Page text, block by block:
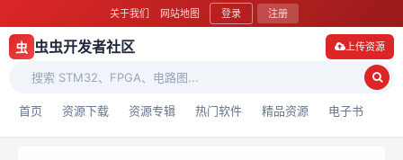
关于我们 网站地图 登录 注册
虫 虫虫开发者社区
首页 资源下载 资源专辑 热门软件 精品资源 电子书
上传资源